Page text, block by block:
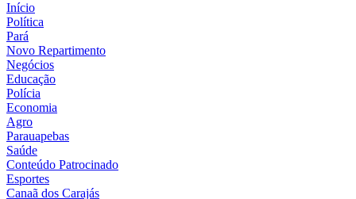
Início
Política
Pará
Novo Repartimento
Negócios
Educação
Polícia
Economia
Agro
Parauapebas
Saúde
Conteúdo Patrocinado
Esportes
Canaã dos Carajás